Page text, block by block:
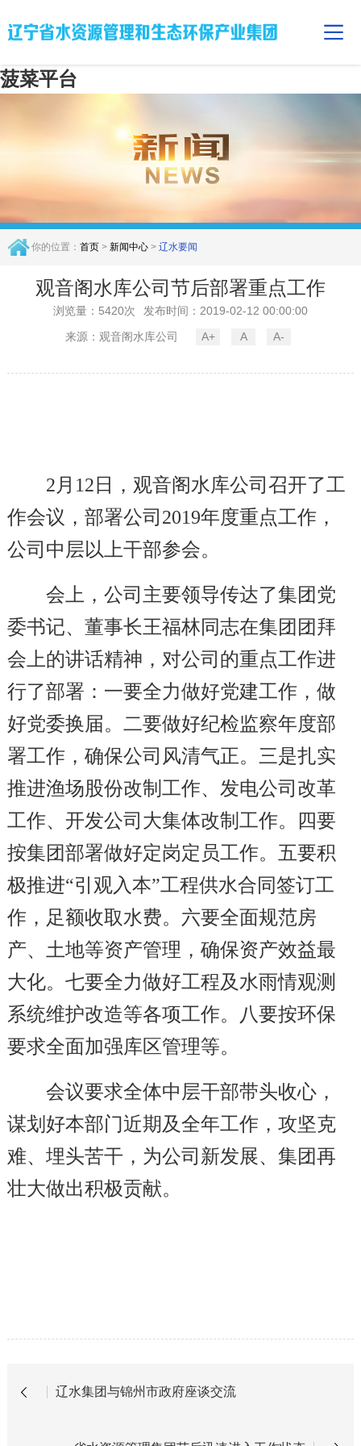
菠菜平台
你的位置： 首页> 新闻中心> 辽水要闻
观音阁水库公司节后部署重点工作
浏览量：5420次
发布时间：2019-02-12 00:00:00
来源：观音阁水库公司
A+ A A-
2 月12日，观音阁水库公司召开了工
作会议，部署公司2019年度重点工作，
公司中层以上干部参会。
会上，公司主要领导传达了集团党
委书记、董事长王福林同志在集团团拜
会上的讲话精神，对公司的重点工作进
行了部署：一要全力做好党建工作，做
好党委换届。二要做好纪检监察年度部
署工作，确保公司风清气正。三是扎实
推进渔场股份改制工作、发电公司改革
工作、开发公司大集体改制工作。四要
按集团部署做好定岗定员工作。五要积
极推进“引观入本”工程供水合同签订工
作，足额收取水费。六要全面规范房
产、土地等资产管理，确保资产效益最
大化。七要全力做好工程及水雨情观测
系统维护改造等各项工作。八要按环保
要求全面加强库区管理等。
会议要求全体中层干部带头收心，
谋划好本部门近期及全年工作，攻坚克
难、埋头苦干，为公司新发展、集团再
壮大做出积极贡献。
辽水集团与锦州市政府座谈交流